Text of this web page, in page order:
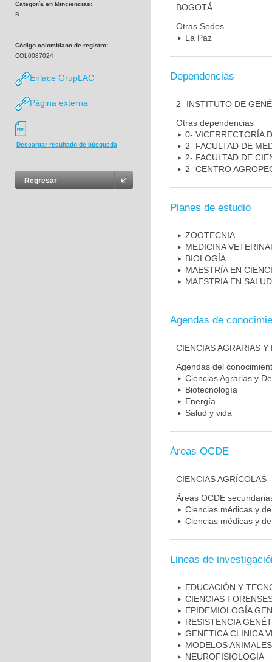
Categoría en Minciencias:
B
Código colombiano de registro:
COL0087024
Enlace GrupLAC
Página externa
Descargar resultado de búsqueda
Regresar
BOGOTÁ
Otras Sedes
La Paz
Dependencias
2- INSTITUTO DE
Otras dependencias
0- VICERRECTORÍA
2- FACULTAD DE
2- FACULTAD DE
2- CENTRO
Planes de estudio
ZOOTECNIA
MEDICINA
BIOLOGÍA
MAESTRÍA EN
MAESTRIA EN
Agendas de
CIENCIAS AGRARIAS
Agendas del
Ciencias Agrarias y
Biotecnología
Energía
Salud y vida
Áreas OCDE
CIENCIAS AGRÍCOLAS
Áreas OCDE
Ciencias médicas y
Ciencias médicas y
Lineas de
EDUCACIÓN Y
CIENCIAS
EPIDEMIOLOGÍA
RESISTENCIA
GENÉTICA CLINICA
MODELOS ANIMALES
NEUROFISIOLOGÍA